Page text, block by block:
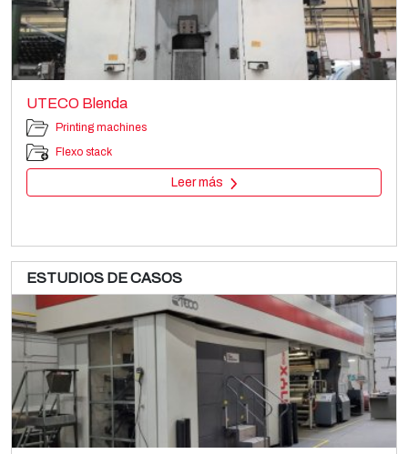
UTECO ONYX 876 + 1
Printing machines
Flexo CI
Leer más
WINDMÖLLER & HÖLSCHER ASTRAFLEX
Printing machines
ESTUDIOS DE CASOS
Venta y desmantelamiento de 4 máquinas de impresión
flexográfica
Leer más